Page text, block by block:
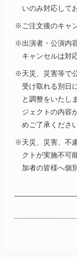
いのみ対応して
※ご注文後のキャ
※出演者・公演内
キャンセルは対
※天災、災害等で
受け取れる別日
と調整をいたし
ジェクトの内容
めご了承ください
※天災、災害、不
クトが実施不可
加者の皆様へ個